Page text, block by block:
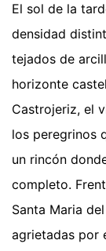
El sol de la
densidad
tejados de
horizonte
Castrojeriz, el
los peregrinos
un rincón
completo.
Santa Maria
agrietadas por